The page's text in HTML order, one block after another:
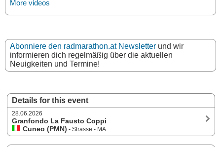
Details for this event
28.06.2026
Granfondo La Fausto Coppi
Cuneo (PMN) - Strasse - MA
More videos
Abonniere den radmarathon.at Newsletter und wir
informieren dich regelmäßig über die aktuellen
Neuigkeiten und Termine!